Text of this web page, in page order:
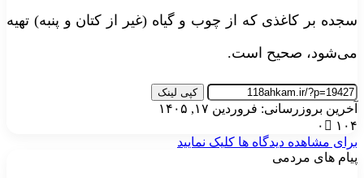
سجده بر کاغذی که از چوب و گیاه (غیر از کتان و پنبه) تهیه
می‌شود، صحیح است.
کپی لینک
آخرین بروزرسانی: فروردین ۱۷, ۱۴۰۵
۰
۱۰۴
برای مشاهده دیدگاه ها کلیک نمایید
پیام های مردمی